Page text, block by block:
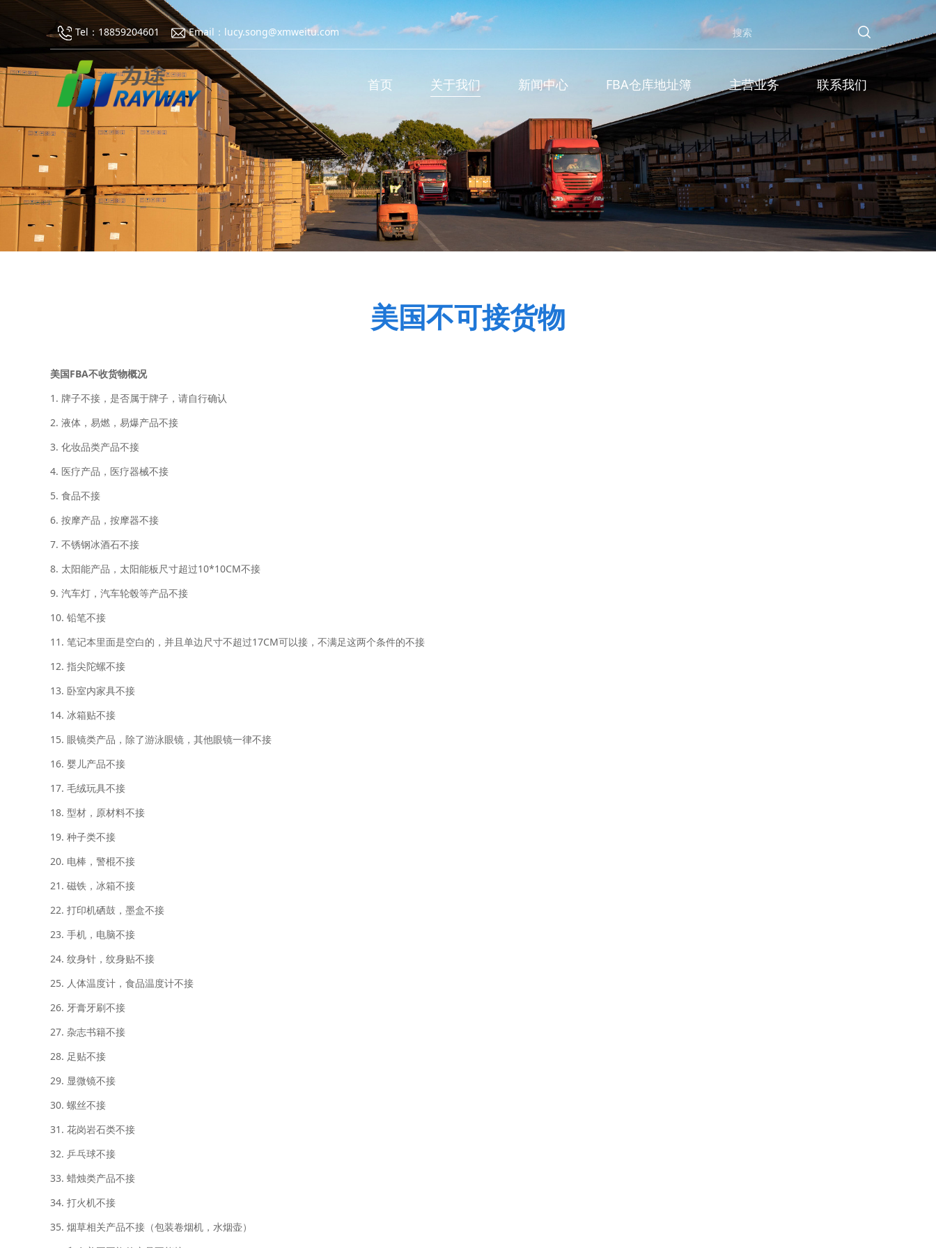
Tel：18859204601 Email：lucy.song@xmweitu.com
首页 关于我们 新闻中心 FBA仓库地址簿 主营业务 联系我们
美国不可接货物
美国FBA不收货物概况
1. 牌子不接，是否属于牌子，请自行确认
2. 液体，易燃，易爆产品不接
3. 化妆品类产品不接
4. 医疗产品，医疗器械不接
5. 食品不接
6. 按摩产品，按摩器不接
7. 不锈钢冰酒石不接
8. 太阳能产品，太阳能板尺寸超过10*10CM不接
9. 汽车灯，汽车轮毂等产品不接
10. 铅笔不接
11. 笔记本里面是空白的，并且单边尺寸不超过17CM可以接，不满足这两个条件的不接
12. 指尖陀螺不接
13. 卧室内家具不接
14. 冰箱贴不接
15. 眼镜类产品，除了游泳眼镜，其他眼镜一律不接
16. 婴儿产品不接
17. 毛绒玩具不接
18. 型材，原材料不接
19. 种子类不接
20. 电棒，警棍不接
21. 磁铁，冰箱不接
22. 打印机硒鼓，墨盒不接
23. 手机，电脑不接
24. 纹身针，纹身贴不接
25. 人体温度计，食品温度计不接
26. 牙膏牙刷不接
27. 杂志书籍不接
28. 足贴不接
29. 显微镜不接
30. 螺丝不接
31. 花岗岩石类不接
32. 乒乓球不接
33. 蜡烛类产品不接
34. 打火机不接
35. 烟草相关产品不接（包装卷烟机，水烟壶）